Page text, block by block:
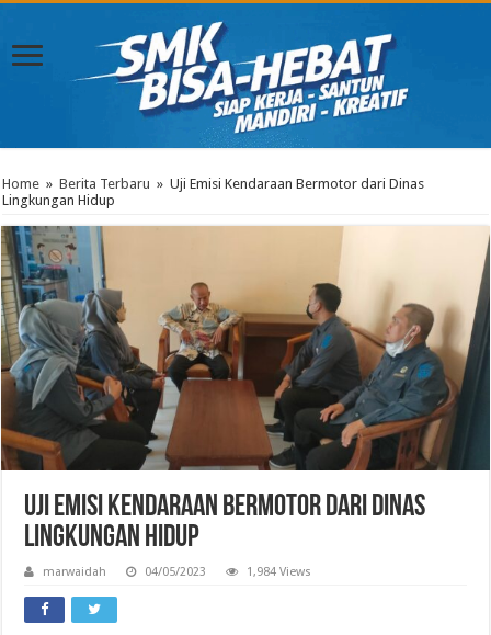
Home » Berita Terbaru » Uji Emisi Kendaraan Bermotor dari Dinas
Lingkungan Hidup
Uji Emisi Kendaraan Bermotor dari Dinas
Lingkungan Hidup
marwaidah 04/05/2023 1,984 Views